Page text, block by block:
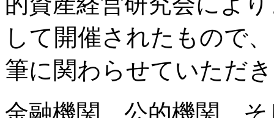
して開催されたもので
筆に関わらせていただ
金融機関、公的機関、